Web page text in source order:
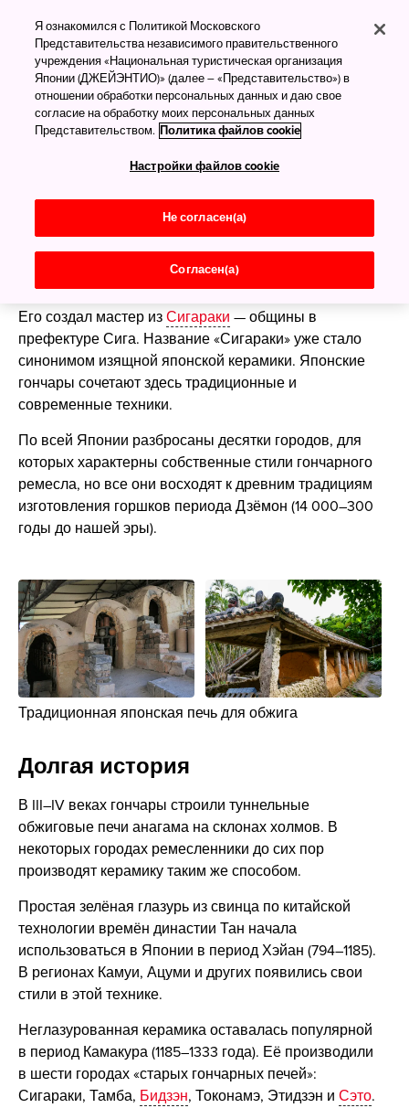
Японская керамика
Глиняная посуда как
отражение японской
потёками на шершавой поверхности чашки.
Розоватые брызги рассыпаны по белоснежной
основе...
Это изделие названо «Цветущая сакура на снегу».
Его создал мастер из Сигараки — общины в
префектуре Сига. Название «Сигараки» уже стало
синонимом изящной японской керамики. Японские
гончары сочетают здесь традиционные и
современные техники.
По всей Японии разбросаны десятки городов, для
которых характерны собственные стили гончарного
ремесла, но все они восходят к древним традициям
изготовления горшков периода Дзёмон (14 000–300
годы до нашей эры).
Традиционная японская печь для обжига
Долгая история
В III–IV веках гончары строили туннельные
обжиговые печи анагама на склонах холмов. В
некоторых городах ремесленники до сих пор
производят керамику таким же способом.
Простая зелёная глазурь из свинца по китайской
технологии времён династии Тан начала
использоваться в Японии в период Хэйан (794–1185).
В регионах Камуи, Ацуми и других появились свои
стили в этой технике.
Неглазурованная керамика оставалась популярной
в период Камакура (1185–1333 года). Её производили
в шести городах «старых гончарных печей»:
Сигараки, Тамба, Бидзэн, Токонамэ, Этидзэн и Сэто.
Я ознакомился с Политикой Московского
Представительства независимого правительственного
учреждения «Национальная туристическая организация
Японии (ДЖЕЙЭНТИО)» (далее – «Представительство») в
отношении обработки персональных данных и даю свое
согласие на обработку моих персональных данных
Представительством. Политика файлов cookie
Настройки файлов cookie
Не согласен(а)
Согласен(а)